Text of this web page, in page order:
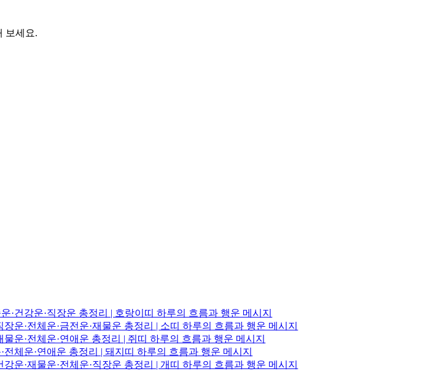
보세요.
·건강운·직장운 총정리 | 호랑이띠 하루의 흐름과 행운 메시지
장운·전체운·금전운·재물운 총정리 | 소띠 하루의 흐름과 행운 메시지
물운·전체운·연애운 총정리 | 쥐띠 하루의 흐름과 행운 메시지
전체운·연애운 총정리 | 돼지띠 하루의 흐름과 행운 메시지
강운·재물운·전체운·직장운 총정리 | 개띠 하루의 흐름과 행운 메시지